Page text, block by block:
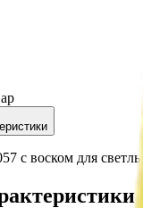
с воском для